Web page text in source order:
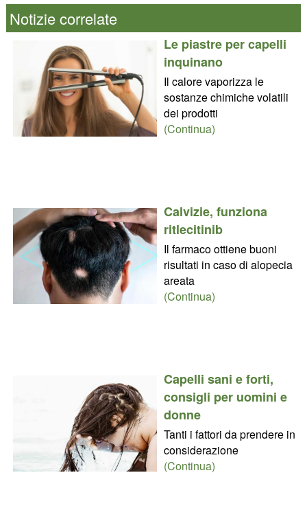
Notizie correlate
Le piastre per capelli
inquinano
Il calore vaporizza le
sostanze chimiche volatili
dei prodotti
(Continua)
Calvizie, funziona
ritlecitinib
Il farmaco ottiene buoni
risultati in caso di alopecia
areata
(Continua)
Capelli sani e forti,
consigli per uomini e
donne
Tanti i fattori da prendere in
considerazione
(Continua)